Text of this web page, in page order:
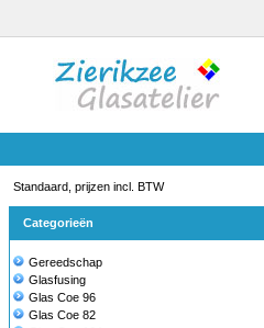
Standaard, prijzen incl. BTW
Categorieën
Gereedschap
Glasfusing
Glas Coe 96
Glas Coe 82